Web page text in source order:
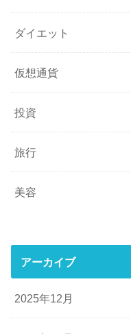
ダイエット
仮想通貨
投資
旅行
美容
アーカイブ
2025年12月